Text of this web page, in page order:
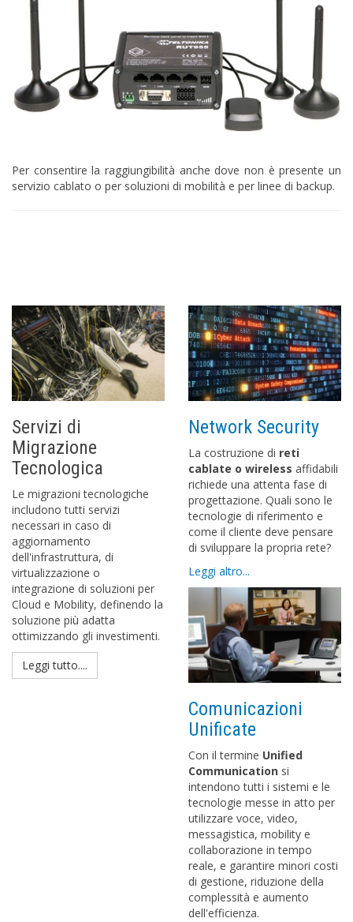
Per consentire la raggiungibilità anche dove non è presente un
servizio cablato o per soluzioni di mobilità e per linee di backup.
Servizi di
Migrazione
Tecnologica
Le migrazioni tecnologiche
includono tutti servizi
necessari in caso di
aggiornamento
dell'infrastruttura, di
virtualizzazione o
integrazione di soluzioni per
Cloud e Mobility, definendo la
soluzione più adatta
ottimizzando gli investimenti.
Leggi tutto....
Network Security
La costruzione di reti
cablate o wireless affidabili
richiede una attenta fase di
progettazione. Quali sono le
tecnologie di riferimento e
come il cliente deve pensare
di sviluppare la propria rete?
Leggi altro...
Comunicazioni
Unificate
Con il termine Unified
Communication si
intendono tutti i sistemi e le
tecnologie messe in atto per
utilizzare voce, video,
messagistica, mobility e
collaborazione in tempo
reale, e garantire minori costi
di gestione, riduzione della
complessità e aumento
dell'efficienza.